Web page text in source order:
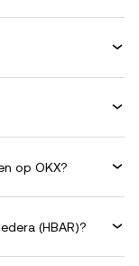
op OKX?
(HBAR)?